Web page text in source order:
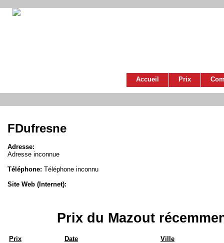
Accueil Prix
FDufresne
Adresse:
Adresse inconnue
Téléphone: Téléphone inconnu
Site Web (Internet):
Prix du Mazout
Prix Date
Ville